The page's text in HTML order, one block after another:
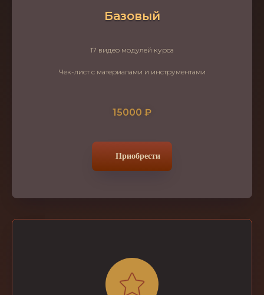
Базовый
17 видео модулей курса
Чек-лист с материалами и инструментами
15000 ₽
Приобрести